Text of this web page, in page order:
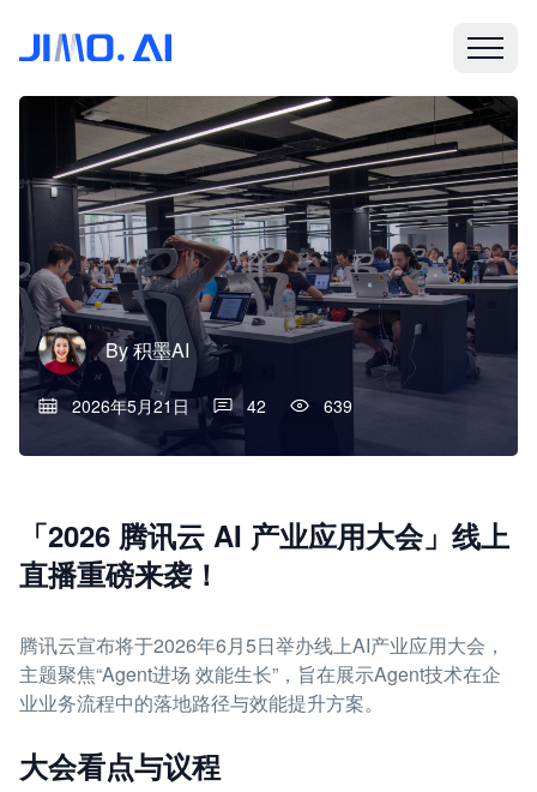
By积墨AI
2026年5月21日 42 639
「2026 腾讯云 AI 产业应用大会」线上
直播重磅来袭！
腾讯云宣布将于2026年6月5日举办线上AI产业应用大会，
主题聚焦“Agent进场 效能生长”，旨在展示Agent技术在企
业业务流程中的落地路径与效能提升方案。
大会看点与议程